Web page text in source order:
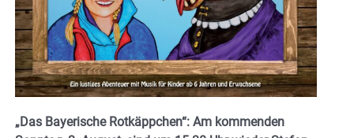
„Das Bayerische Rotkäppchen“: Am kommenden